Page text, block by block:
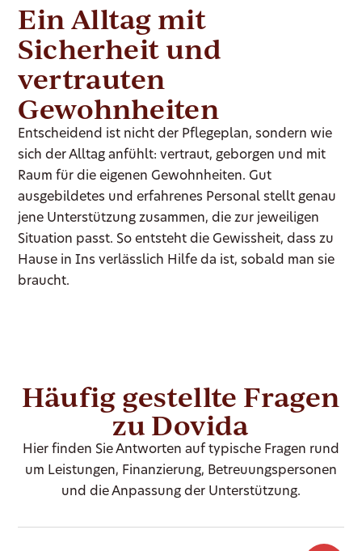
Ein Alltag mit
Sicherheit und
vertrauten
Gewohnheiten
Entscheidend ist nicht der Pflegeplan, sondern wie
sich der Alltag anfühlt: vertraut, geborgen und mit
Raum für die eigenen Gewohnheiten. Gut
ausgebildetes und erfahrenes Personal stellt genau
jene Unterstützung zusammen, die zur jeweiligen
Situation passt. So entsteht die Gewissheit, dass zu
Hause in Ins verlässlich Hilfe da ist, sobald man sie
braucht.
Häufig gestellte Fragen
zu Dovida
Hier finden Sie Antworten auf typische Fragen rund
um Leistungen, Finanzierung, Betreuungspersonen
und die Anpassung der Unterstützung.